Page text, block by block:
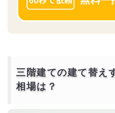
三階建ての建て替え
相場は？